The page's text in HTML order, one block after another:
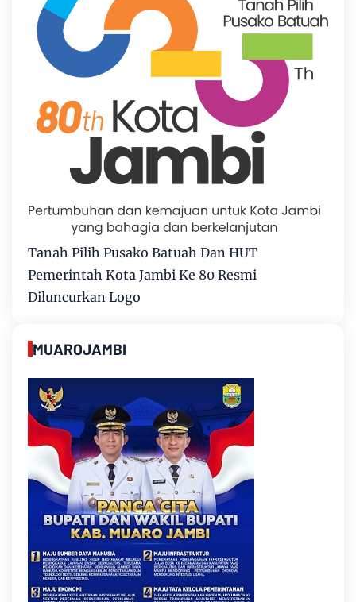
Tanah Pilih Pusako Batuah Dan HUT
Pemerintah Kota Jambi Ke 80 Resmi
Diluncurkan Logo
MUAROJAMBI